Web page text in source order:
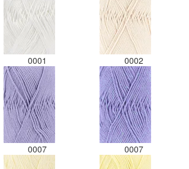
0001 0002
0007 0007